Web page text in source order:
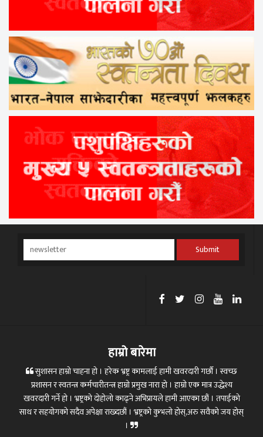
Submit
हाम्रो बारेमा
सुशासन हाम्रो चाहना हो । हरेक भ्रष्ट्र कामलाई हामी खवरदारी गर्छौ । स्वच्छ
प्रशासन र स्वतन्त्र कर्मचारीतन्त्र हाम्रो प्रमुख नारा हो । हाम्रो एक मात्र उद्धेश्य
खवरदारी गर्ने हो । भ्रष्ट्रको दोहोलो काढ्ने अभिप्रायले हामी आएका छौं । तपाईको
साथ र सहयोगको सदैव अपेक्षा राख्दछौं । भ्रष्ट्रको कुभलो होस्,अरु सवैको जय होस्
।